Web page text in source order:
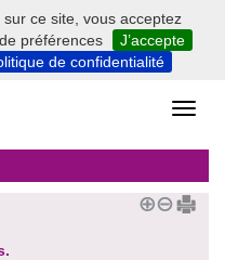
ce site, vous acceptez
préférences
J’accepte
de confidentialité